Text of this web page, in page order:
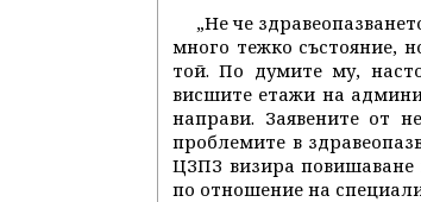
„Не че
много тежко състояние,
той. По думите му,
висшите етажи на
направи. Заявените от
проблемите в
ЦЗПЗ визира повишаване
по отношение на